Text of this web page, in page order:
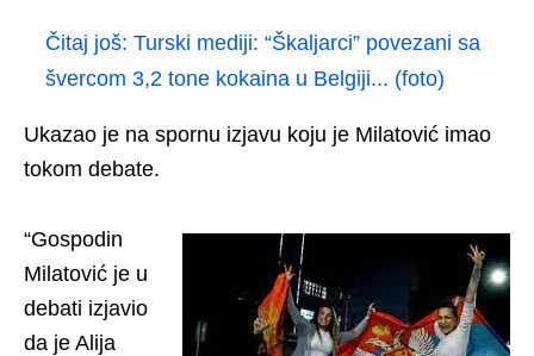
Čitaj još: Turski mediji: “Škaljarci” povezani sa
švercom 3,2 tone kokaina u Belgiji... (foto)
Ukazao je na spornu izjavu koju je Milatović imao
tokom debate.
“Gospodin
Milatović je u
debati izjavio
da je Alija